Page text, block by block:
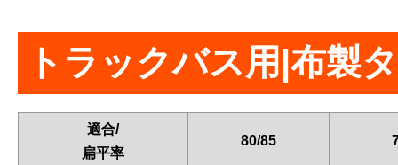
トラックバス用|布製
適合/
扁平率
80/85